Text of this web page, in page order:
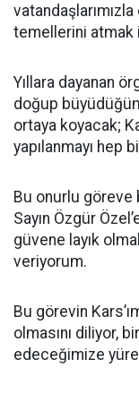
temellerini atmak
Yıllara dayanan
doğup
ortaya koyacak;
yapılanmayı hep
Bu onurlu göreve
Sayın Özgür
güvene layık
veriyorum.
Bu görevin
olmasını diliyor,
edeceğimize